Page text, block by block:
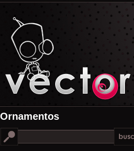
Ornamentos